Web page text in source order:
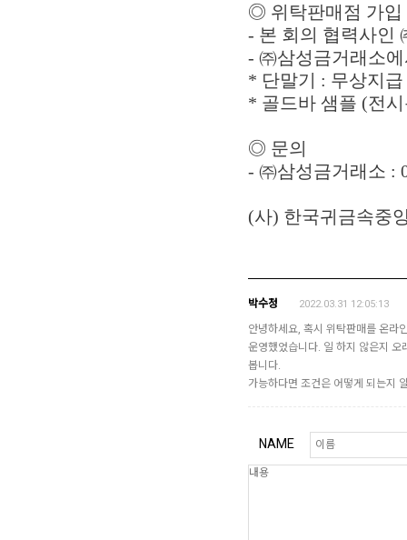
◎ 위탁판매점 가입
- 본 회의 협력사인
- ㈜삼성금거래소
* 단말기 : 무상지급
* 골드바 샘플 (전
◎ 문의
- ㈜삼성금거래소 :
(사) 한국귀금속중
박수정 2022.03.31 12:05:13
안녕하세요, 혹시 위탁판매를 온라
운영했었습니다. 일 하지 않은지
봅니다.
가능하다면 조건은 어떻게 되는지
NAME